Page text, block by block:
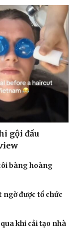
gội đầu
bàng hoàng
ngờ được tổ chức
khi cải tạo nhà